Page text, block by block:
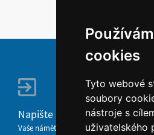
cookies
Tyto webové
soubory
nástroje s
uživatelského
Napište nám
Vaše náměty, komentáře, připomínky a